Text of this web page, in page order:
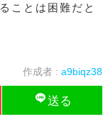
ことは困難だと
作成者 : a9biqz38